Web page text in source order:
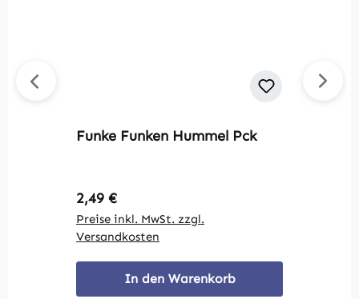
Funke Funken Hummel Pck
Regulärer Preis:
2,49 €
Preise inkl. MwSt. zzgl.
Versandkosten
In den Warenkorb